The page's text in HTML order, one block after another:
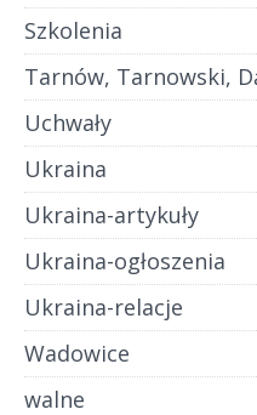
Szkolenia
Tarnów, Tarnowski,
Uchwały
Ukraina
Ukraina-artykuły
Ukraina-ogłoszenia
Ukraina-relacje
Wadowice
walne